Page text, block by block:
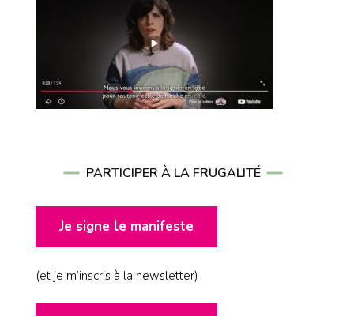
PARTICIPER À LA FRUGALITÉ
Je signe le manifeste
(et je m’inscris à la newsletter)